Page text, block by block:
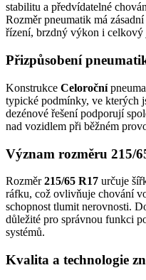
stabilitu a předvídatelné
Rozměr pneumatik má
řízení, brzdný výkon i
Přizpůsobení
Konstrukce Celoroční
typické podmínky, ve kterých
dezénové řešení podporují
nad vozidlem při běžném
Význam rozměru 215/
Rozměr215/65 R17 určuje
ráfku, což ovlivňuje chování
schopnost tlumit nerovnosti.
důležité pro správnou funkci
systémů.
Kvalita a technologie